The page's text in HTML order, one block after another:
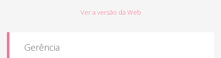
Ver a versão da Web
Gerência